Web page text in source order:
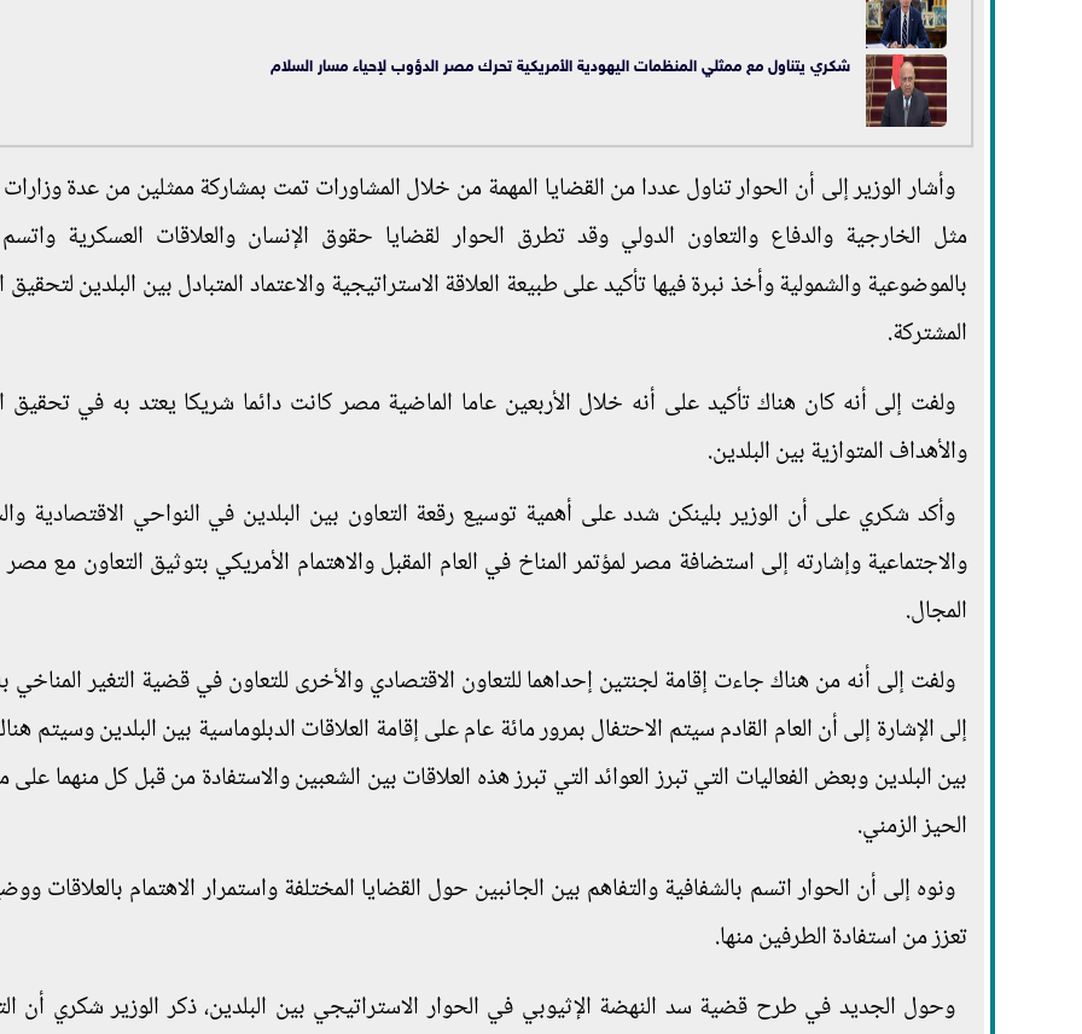
شكري يتناول مع ممثلي المنظمات اليهودية الأمريكية تحرك مصر الدؤوب لإحياء مسار السلام
وأشار الوزير إلى أن الحوار تناول عددا من القضايا المهمة من خلال المشاورات تمت بمشاركة ممثلين من عدة
مثل الخارجية والدفاع والتعاون الدولي وقد تطرق الحوار لقضايا حقوق الإنسان والعلاقات العسكرية
بالموضوعية والشمولية وأخذ نبرة فيها تأكيد على طبيعة العلاقة الاستراتيجية والاعتماد المتبادل بين البلدين لتحقيق
المشتركة.
ولفت إلى أنه كان هناك تأكيد على أنه خلال الأربعين عاما الماضية مصر كانت دائما شريكا يعتد به في تحقيق
والأهداف المتوازية بين البلدين.
وأكد شكري على أن الوزير بلينكن شدد على أهمية توسيع رقعة التعاون بين البلدين في النواحي الاقتصادية
والاجتماعية وإشارته إلى استضافة مصر لمؤتمر المناخ في العام المقبل والاهتمام الأمريكي بتوثيق التعاون مع
المجال.
ولفت إلى أنه من هناك جاءت إقامة لجنتين إحداهما للتعاون الاقتصادي والأخرى للتعاون في قضية التغير المناخي
إلى الإشارة إلى أن العام القادم سيتم الاحتفال بمرور مائة عام على إقامة العلاقات الدبلوماسية بين البلدين وسيتم
بين البلدين وبعض الفعاليات التي تبرز العوائد التي تبرز هذه العلاقات بين الشعبين والاستفادة من قبل كل منهما
الحيز الزمني.
ونوه إلى أن الحوار اتسم بالشفافية والتفاهم بين الجانبين حول القضايا المختلفة واستمرار الاهتمام بالعلاقات
تعزز من استفادة الطرفين منها.
وحول الجديد في طرح قضية سد النهضة الإثيوبي في الحوار الاستراتيجي بين البلدين، ذكر الوزير شكري أن